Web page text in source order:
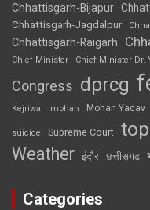
Chhattisgarh-Bijapur
Chhattisgarh-Jagdalpur
Chhattisgarh-Raigarh
Chief Minister
Chief Minister Dr.
Congress dprcg
Kejriwal mohan Mohan Yadav
suicide Supreme Court
Weather इंदौर छत्तीसगढ़
Categories